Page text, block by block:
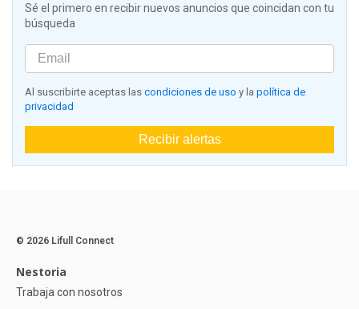
Sé el primero en recibir nuevos anuncios que coincidan con tu
búsqueda
Al suscribirte aceptas las condiciones de uso y la política de
privacidad
Recibir alertas
© 2026 Lifull Connect
Nestoria
Trabaja con nosotros